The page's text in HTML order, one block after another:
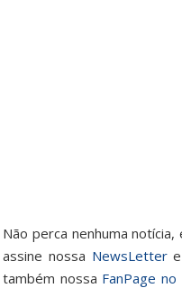
Não perca nenhuma
assine nossa NewsLettere
também nossa FanPage no